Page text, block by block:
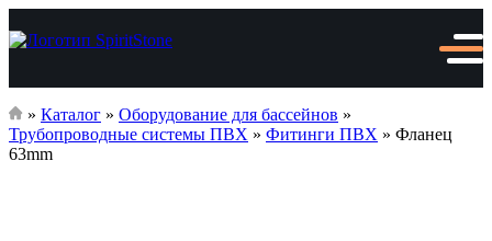
» Каталог » Оборудование для бассейнов »
Трубопроводные системы ПВХ » Фитинги ПВХ » Фланец
63mm